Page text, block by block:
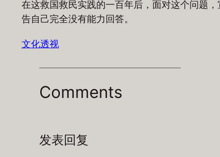
在这救国救民实践的一百年后，面对这个问题，
告自己完全没有能力回答。
文化透视
Comments
发表回复